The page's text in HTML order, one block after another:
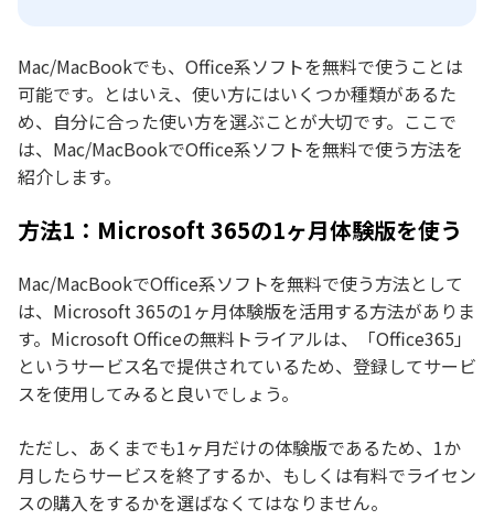
Mac/MacBookでも、Office系ソフトを無料で使うことは
可能です。とはいえ、使い方にはいくつか種類があるた
め、自分に合った使い方を選ぶことが大切です。ここで
は、Mac/MacBookでOffice系ソフトを無料で使う方法を
紹介します。
方法1：Microsoft 365の1ヶ月体験版を使う
Mac/MacBookでOffice系ソフトを無料で使う方法として
は、Microsoft 365の1ヶ月体験版を活用する方法がありま
す。Microsoft Officeの無料トライアルは、「Office365」
というサービス名で提供されているため、登録してサービ
スを使用してみると良いでしょう。
ただし、あくまでも1ヶ月だけの体験版であるため、1か
月したらサービスを終了するか、もしくは有料でライセン
スの購入をするかを選ばなくてはなりません。